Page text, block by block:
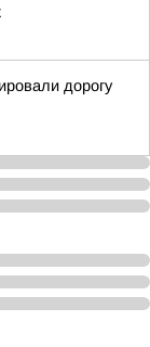
дорогу